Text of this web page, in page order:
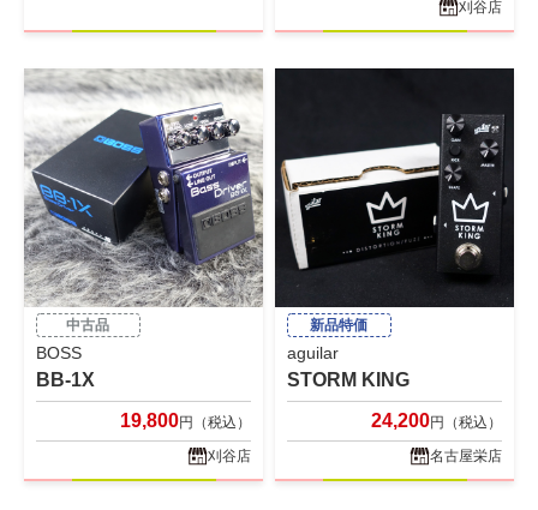
刈谷店
中古品
BOSS
BB-1X
19,800円（税込）
刈谷店
新品特価
aguilar
STORM KING
24,200円（税込）
名古屋栄店